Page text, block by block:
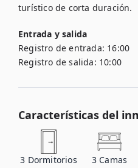
Entrada y salida
Registro de entrada: 16:00
Registro de salida: 10:00
Características del
3 Dormitorios 3 Camas